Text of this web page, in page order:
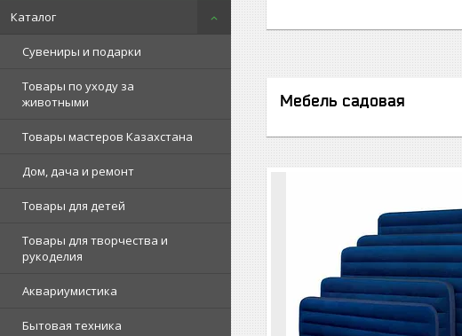
Каталог
Сувениры и подарки
Товары по уходу за
животными
Товары мастеров Казахстана
Дом, дача и ремонт
Товары для детей
Товары для творчества и
рукоделия
Аквариумистика
Бытовая техника
Мебель садовая